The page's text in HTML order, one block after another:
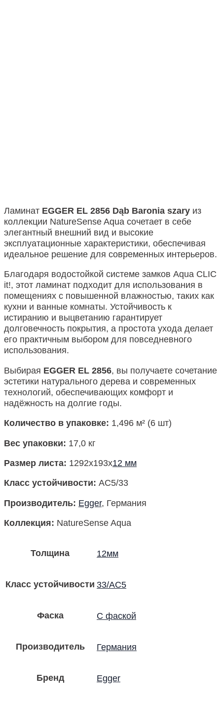
Ламинат EGGER EL 2856 Dąb Baronia szary из
коллекции NatureSense Aqua сочетает в себе
элегантный внешний вид и высокие
эксплуатационные характеристики, обеспечивая
идеальное решение для современных интерьеров.
Благодаря водостойкой системе замков Aqua CLIC
it!, этот ламинат подходит для использования в
помещениях с повышенной влажностью, таких как
кухни и ванные комнаты. Устойчивость к
истиранию и выцветанию гарантирует
долговечность покрытия, а простота ухода делает
его практичным выбором для повседневного
использования.
Выбирая EGGER EL 2856, вы получаете сочетание
эстетики натурального дерева и современных
технологий, обеспечивающих комфорт и
надёжность на долгие годы.
Количество в упаковке: 1,496 м² (6 шт)
Вес упаковки: 17,0 кг
Размер листа: 1292x193x12 мм
Класс устойчивости: AC5/33
Производитель: Egger, Германия
Коллекция: NatureSense Aqua
Толщина 12мм
Класс устойчивости 33/AC5
Фаска С фаской
Производитель Германия
Бренд Egger